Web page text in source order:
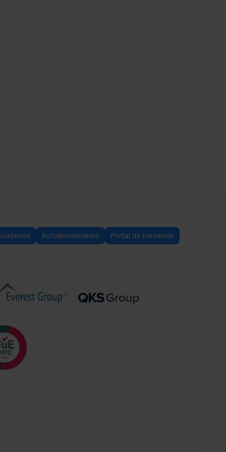
Autoatendimento Portal de parceiros